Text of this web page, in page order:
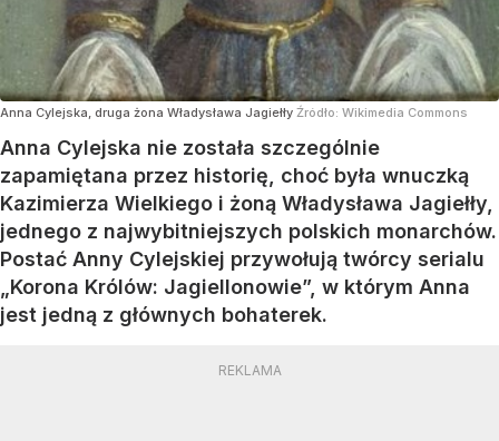
Anna Cylejska, druga żona Władysława Jagiełły Źródło: Wikimedia Commons
Anna Cylejska nie została szczególnie
zapamiętana przez historię, choć była wnuczką
Kazimierza Wielkiego i żoną Władysława Jagiełły,
jednego z najwybitniejszych polskich monarchów.
Postać Anny Cylejskiej przywołują twórcy serialu
„Korona Królów: Jagiellonowie”, w którym Anna
jest jedną z głównych bohaterek.